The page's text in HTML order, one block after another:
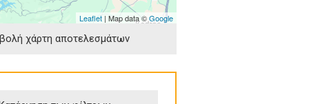
Leaflet | Map data ©Google
χάρτη αποτελεσμάτων